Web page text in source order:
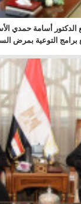
أسامة حمدي
برامج التوعية بمرض